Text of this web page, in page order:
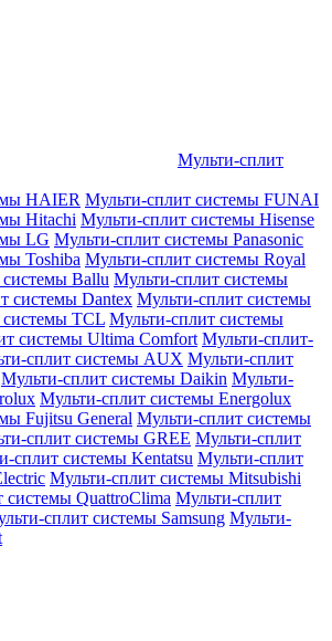
Мульти-сплит
HAIER Мульти-сплит системы FUNAI
Hitachi Мульти-сплит системы Hisense
LG Мульти-сплит системы Panasonic
Toshiba Мульти-сплит системы Royal
Ballu Мульти-сплит системы
системы Dantex Мульти-сплит системы
TCL Мульти-сплит системы
системы Ultima Comfort Мульти-сплит-
сплит системы AUX Мульти-сплит
Мульти-сплит системы Daikin Мульти-
Мульти-сплит системы Energolux
Fujitsu General Мульти-сплит системы
сплит системы GREE Мульти-сплит
сплит системы Kentatsu Мульти-сплит
Мульти-сплит системы Mitsubishi
системы QuattroClima Мульти-сплит
сплит системы Samsung Мульти-